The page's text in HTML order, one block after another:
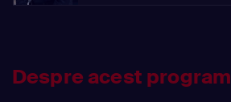
Despre acest program